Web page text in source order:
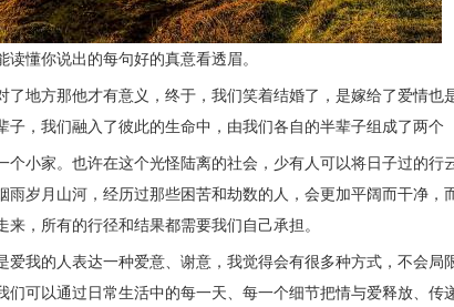
懂你说出的每句好的真意看透眉。
了地方那他才有意义，终于，我们笑着结婚了，是嫁给了爱情也
子，我们融入了彼此的生命中，由我们各自的半辈子组成了两个
个小家。也许在这个光怪陆离的社会，少有人可以将日子过的行
雨岁月山河，经历过那些困苦和劫数的人，会更加平阔而干净，
，所有的行径和结果都需要我们自己承担。
爱我的人表达一种爱意、谢意，我觉得会有很多种方式，不会局
们可以通过日常生活中的每一天、每一个细节把情与爱释放、传